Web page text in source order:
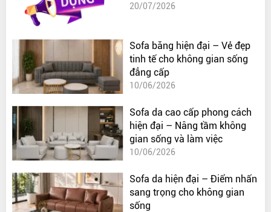
20/07/2026
Sofa băng hiện đại – Vẻ đẹp
tinh tế cho không gian sống
đẳng cấp
10/06/2026
Sofa da cao cấp phong cách
hiện đại – Nâng tầm không
gian sống và làm việc
10/06/2026
Sofa da hiện đại – Điểm nhấn
sang trọng cho không gian
sống